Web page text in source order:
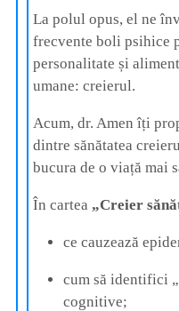
La polul opus, el ne
frecvente boli psihice
personalitate și
umane: creierul.
Acum, dr. Amen îți
dintre sănătatea
bucura de o viață mai
În cartea „Creier
ce cauzează
cum să identifici
cognitive;